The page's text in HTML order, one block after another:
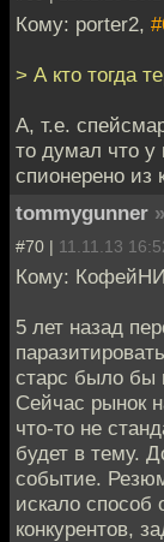
Кому: porter2,
> А кто тогда
А, т.е.
то думал что у
спионерено из
tommygunner »
#70 | 11.11.13
Кому:
5 лет назад
старс было бы
Сейчас рынок
что-то не
будет в тему.
событие.
искало способ
конкурентов,